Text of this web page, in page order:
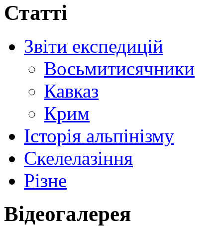
Статті
Звіти експедицій
Восьмитисячники
Кавказ
Крим
Історія альпінізму
Скелелазіння
Різне
Відеогалерея